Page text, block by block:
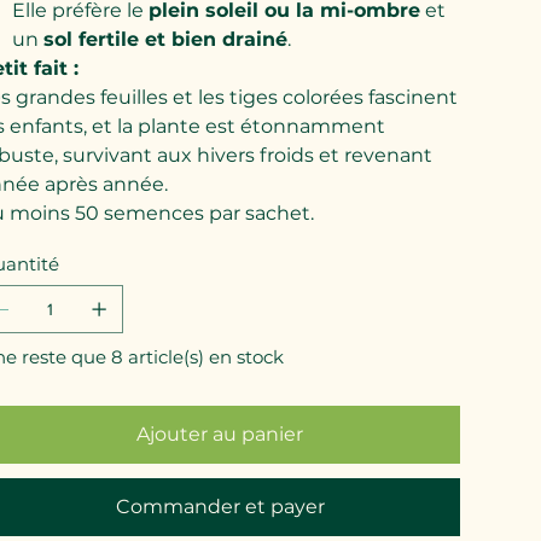
Elle préfère le plein soleil ou la mi-ombre et
unsol fertile et bien drainé.
fait :
grandes feuilles et les tiges colorées fascinent
enfants, et la plante est étonnamment
survivant aux hivers froids et revenant
après année.
moins 50 semences par sachet.
reste que 8 article(s) en stock
Ajouter au panier
Commander et payer